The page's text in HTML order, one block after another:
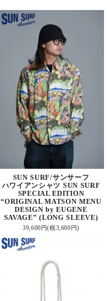
SUN SURF/サンサーフ
ハワイアンシャツ SUN SURF
SPECIAL EDITION
“ORIGINAL MATSON MENU
DESIGN by EUGENE
SAVAGE” (LONG SLEEVE)
39,600円(税3,600円)